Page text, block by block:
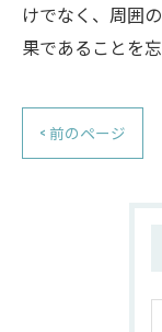
けでなく、周囲
果であることを
< 前のページ